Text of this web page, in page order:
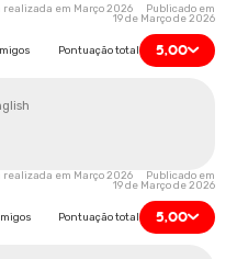
em Março 2026 Publicado em
19 de Março de 2026
Pontuação total 5,00
em Março 2026 Publicado em
19 de Março de 2026
Pontuação total 5,00